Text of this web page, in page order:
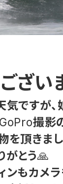
ざい
気ですが、
GoPro撮影
を頂きまし
がとう🙏
ンもカメラ